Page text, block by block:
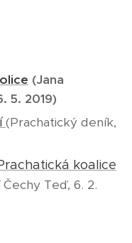
(Jana
5. 2019)
(Prachatický deník,
koalice
Čechy Teď, 6. 2.